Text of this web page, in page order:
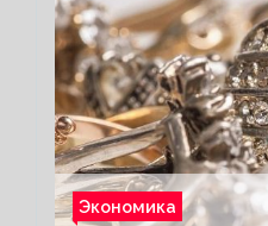
Экономика